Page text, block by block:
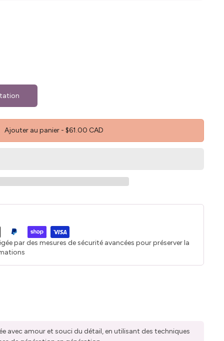
Ajouter au panier - $61.00 CAD
par des mesures de sécurité avancées pour préserver la
avec amour et souci du détail, en utilisant des techniques